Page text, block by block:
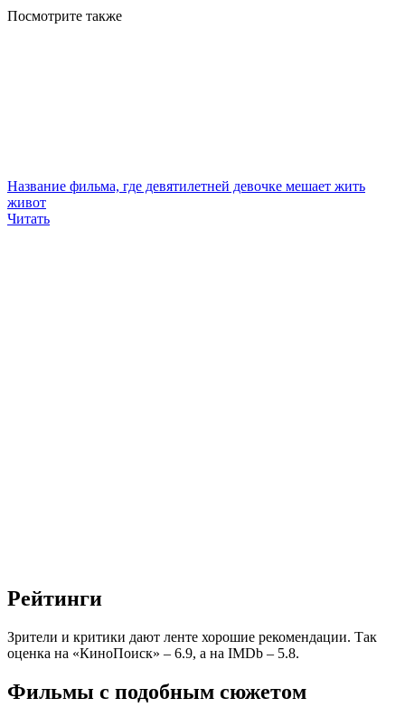
Посмотрите также
Название фильма, где девятилетней девочке мешает жить
живот
Читать
Рейтинги
Зрители и критики дают ленте хорошие рекомендации. Так
оценка на «КиноПоиск» – 6.9, а на IMDb – 5.8.
Фильмы с подобным сюжетом